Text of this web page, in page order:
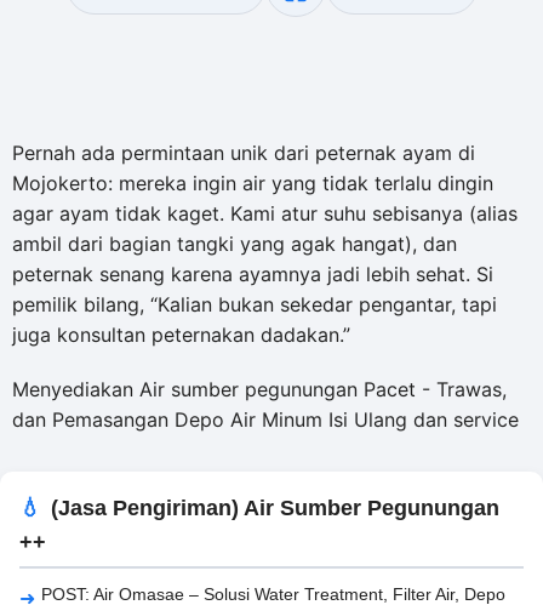
Pernah ada permintaan unik dari peternak ayam di
Mojokerto: mereka ingin air yang tidak terlalu dingin
agar ayam tidak kaget. Kami atur suhu sebisanya (alias
ambil dari bagian tangki yang agak hangat), dan
peternak senang karena ayamnya jadi lebih sehat. Si
pemilik bilang, “Kalian bukan sekedar pengantar, tapi
juga konsultan peternakan dadakan.”
Menyediakan Air sumber pegunungan Pacet - Trawas,
dan Pemasangan Depo Air Minum Isi Ulang dan service
(Jasa Pengiriman) Air Sumber Pegunungan
++
POST: Air Omasae – Solusi Water Treatment, Filter Air, Depo